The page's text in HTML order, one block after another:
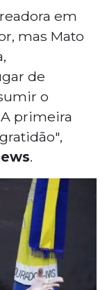
em
mas Mato
de
o
primeira
.